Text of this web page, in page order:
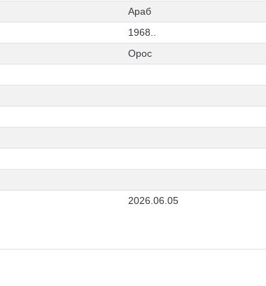
Араб
1968..
Орос
2026.06.05